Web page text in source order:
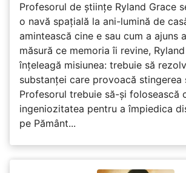
Profesorul de științe Ryland Grace
o navă spațială la ani-lumină de
amintească cine e sau cum a ajuns
măsură ce memoria îi revine,
înțeleagă misiunea: trebuie să
substanței care provoacă stingerea
Profesorul trebuie să-și folosească
ingeniozitatea pentru a împiedica
pe Pământ...